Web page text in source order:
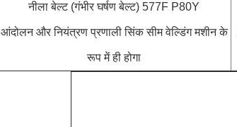
नीला बेल्ट (गंभीर घर्षण बेल्ट) 577F P80Y
आंदोलन और नियंत्रण प्रणाली सिंक सीम वेल्डिंग मशीन के
रूप में ही होगा